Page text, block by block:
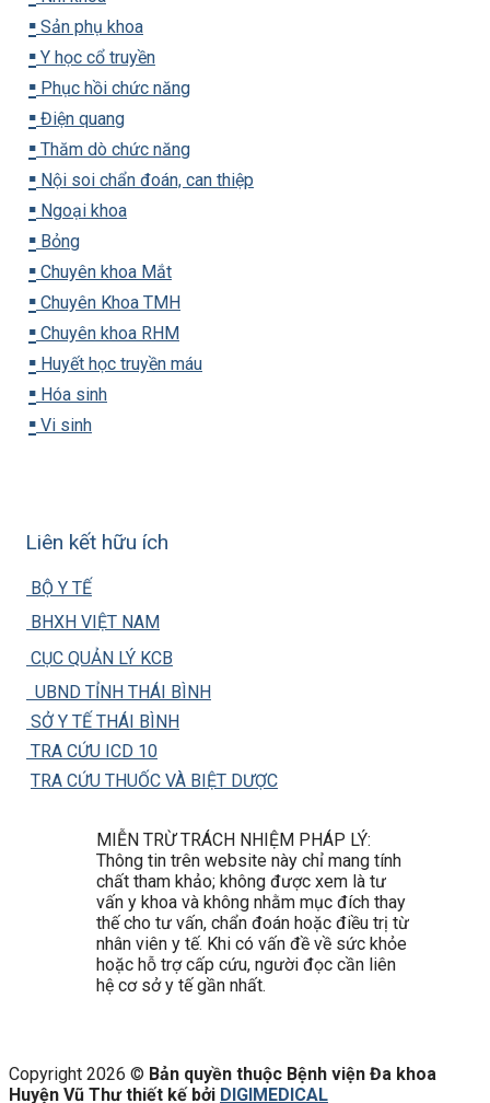
▪️ Sản phụ khoa
▪️ Y học cổ truyền
▪️ Phục hồi chức năng
▪️ Điện quang
▪️ Thăm dò chức năng
▪️ Nội soi chẩn đoán, can thiệp
▪️ Ngoại khoa
▪️ Bỏng
▪️ Chuyên khoa Mắt
▪️ Chuyên Khoa TMH
▪️ Chuyên khoa RHM
▪️ Huyết học truyền máu
▪️ Hóa sinh
▪️ Vi sinh
Liên kết hữu ích
BỘ Y TẾ
BHXH VIỆT NAM
CỤC QUẢN LÝ KCB
UBND TỈNH THÁI BÌNH
SỞ Y TẾ THÁI BÌNH
TRA CỨU ICD 10
TRA CỨU THUỐC VÀ BIỆT DƯỢC
MIỄN TRỪ TRÁCH NHIỆM PHÁP LÝ:
Thông tin trên website này chỉ mang tính
chất tham khảo; không được xem là tư
vấn y khoa và không nhằm mục đích thay
thế cho tư vấn, chẩn đoán hoặc điều trị từ
nhân viên y tế. Khi có vấn đề về sức khỏe
hoặc hỗ trợ cấp cứu, người đọc cần liên
hệ cơ sở y tế gần nhất.
Copyright 2026 © Bản quyền thuộc Bệnh viện Đa khoa
Huyện Vũ Thư thiết kế bởi DIGIMEDICAL